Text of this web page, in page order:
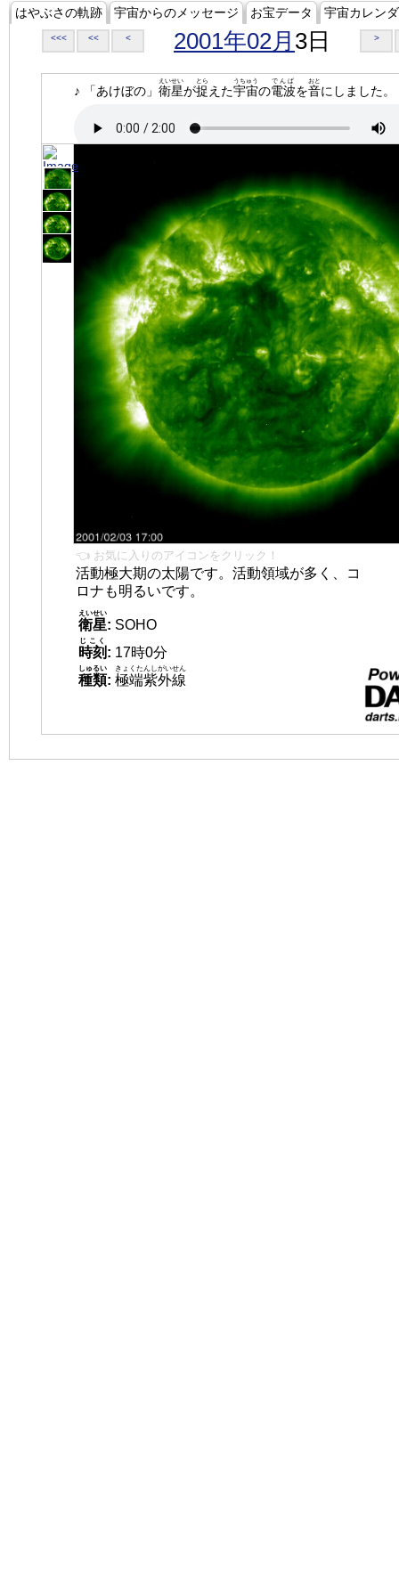
はやぶさの軌跡 宇宙からのメッセージ お宝データ 宇宙カレン
<<< << < 2001年02月 3日 >
♪ 「あけぼの」 衛星
えいせい
が捉
とら
えた宇宙
うちゅう
の電波
でんぱ
を音
おと
にしました。
👈 お気に入りのアイコンをクリック！
活動極大期の太陽です。活動領域が多く、コ
ロナも明るいです。
衛星
えいせい
: SOHO
時刻
じこく
: 17時0分
種類
しゅるい
: 極端紫外線
きょくたんしがいせん